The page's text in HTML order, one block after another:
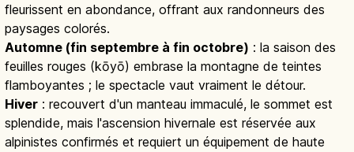
fleurissent en abondance, offrant aux randonneurs des
paysages colorés.
Automne (fin septembre à fin octobre) : la saison des
feuilles rouges (kōyō) embrase la montagne de teintes
flamboyantes ; le spectacle vaut vraiment le détour.
Hiver : recouvert d'un manteau immaculé, le sommet est
splendide, mais l'ascension hivernale est réservée aux
alpinistes confirmés et requiert un équipement de haute